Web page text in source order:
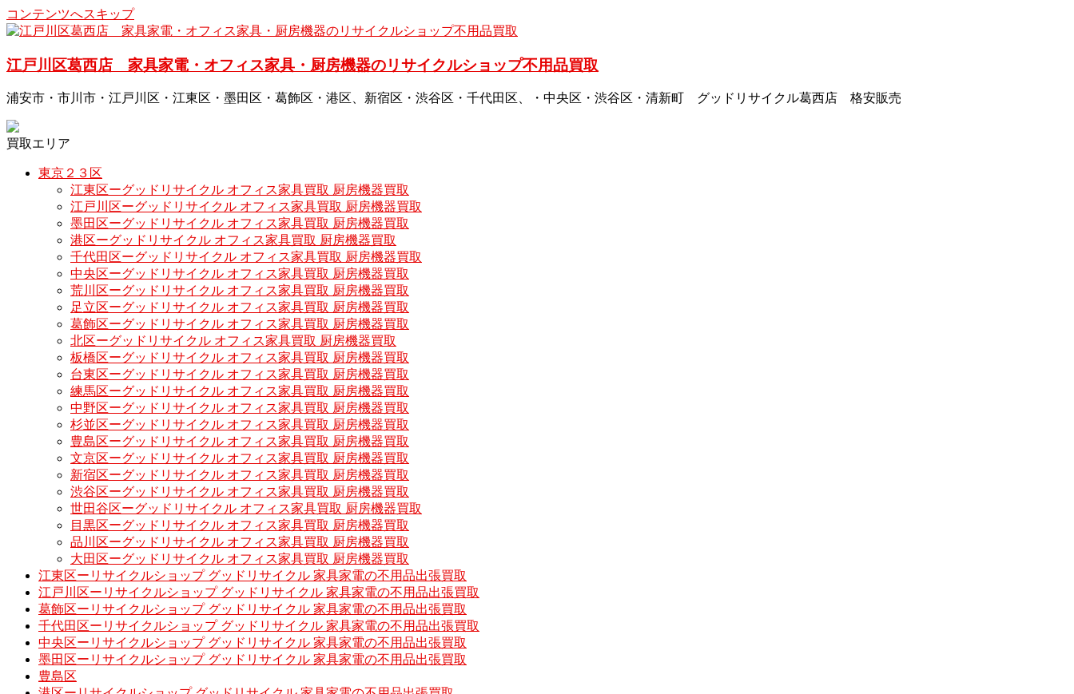
コンテンツへスキップ
江戸川区葛西店 家具家電・オフィス家具・厨房機器のリサイクルショップ不用品買取
浦安市・市川市・江戸川区・江東区・墨田区・葛飾区・港区、新宿区・渋谷区・千代田区、・中央区・渋谷区・清新町 グッドリサイクル葛西店 格安販売
買取エリア
東京２３区
江東区ーグッドリサイクル オフィス家具買取 厨房機器買取
江戸川区ーグッドリサイクル オフィス家具買取 厨房機器買取
墨田区ーグッドリサイクル オフィス家具買取 厨房機器買取
港区ーグッドリサイクル オフィス家具買取 厨房機器買取
千代田区ーグッドリサイクル オフィス家具買取 厨房機器買取
中央区ーグッドリサイクル オフィス家具買取 厨房機器買取
荒川区ーグッドリサイクル オフィス家具買取 厨房機器買取
足立区ーグッドリサイクル オフィス家具買取 厨房機器買取
葛飾区ーグッドリサイクル オフィス家具買取 厨房機器買取
北区ーグッドリサイクル オフィス家具買取 厨房機器買取
板橋区ーグッドリサイクル オフィス家具買取 厨房機器買取
台東区ーグッドリサイクル オフィス家具買取 厨房機器買取
練馬区ーグッドリサイクル オフィス家具買取 厨房機器買取
中野区ーグッドリサイクル オフィス家具買取 厨房機器買取
杉並区ーグッドリサイクル オフィス家具買取 厨房機器買取
豊島区ーグッドリサイクル オフィス家具買取 厨房機器買取
文京区ーグッドリサイクル オフィス家具買取 厨房機器買取
新宿区ーグッドリサイクル オフィス家具買取 厨房機器買取
渋谷区ーグッドリサイクル オフィス家具買取 厨房機器買取
世田谷区ーグッドリサイクル オフィス家具買取 厨房機器買取
目黒区ーグッドリサイクル オフィス家具買取 厨房機器買取
品川区ーグッドリサイクル オフィス家具買取 厨房機器買取
大田区ーグッドリサイクル オフィス家具買取 厨房機器買取
江東区ーリサイクルショップ グッドリサイクル 家具家電の不用品出張買取
江戸川区ーリサイクルショップ グッドリサイクル 家具家電の不用品出張買取
葛飾区ーリサイクルショップ グッドリサイクル 家具家電の不用品出張買取
千代田区ーリサイクルショップ グッドリサイクル 家具家電の不用品出張買取
中央区ーリサイクルショップ グッドリサイクル 家具家電の不用品出張買取
墨田区ーリサイクルショップ グッドリサイクル 家具家電の不用品出張買取
豊島区